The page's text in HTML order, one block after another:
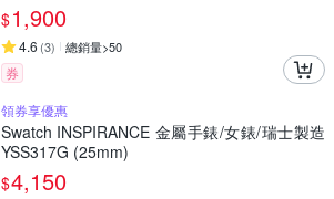
$1,900
4.6 (3) 總銷量>50
券
領券享優惠
Swatch INSPIRANCE 金屬手錶/女錶/瑞士製造
YSS317G (25mm)
$4,150